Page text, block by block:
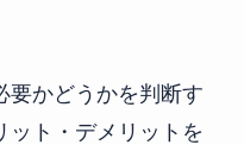
要かどうかを判断す
ット・デメリットを